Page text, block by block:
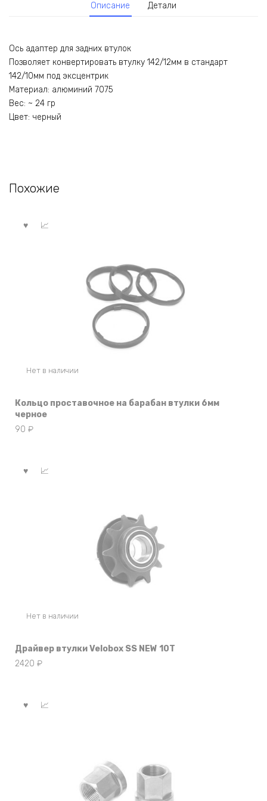
Описание Детали
Ось адаптер для задних втулок
Позволяет конвертировать втулку 142/12мм в стандарт
142/10мм под эксцентрик
Материал: алюминий 7075
Вес: ~ 24 гр
Цвет: черный
Похожие
Нет в наличии
Кольцо проставочное на барабан втулки 6мм
черное
90 ₽
Нет в наличии
Драйвер втулки Velobox SS NEW 10T
2420 ₽